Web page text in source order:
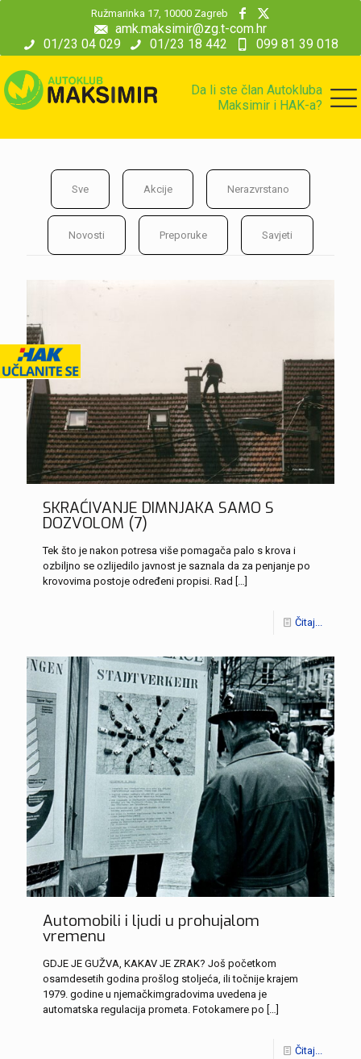
01/23 04 029 01/23 18 442 099 81 39 018
amk.maksimir@zg.t-com.hr
Ružmarinka 17, 10000 Zagreb
Da li ste član Autokluba
Maksimir i HAK-a?
Sve Akcije Nerazvrstano
Novosti Preporuke Savjeti
SKRAĆIVANJE DIMNJAKA SAMO S
DOZVOLOM (7)
Tek što je nakon potresa više pomagača palo s krova i
ozbiljno se ozlijedilo javnost je saznala da za penjanje po
krovovima postoje određeni propisi. Rad […]
Čitaj...
Automobili i ljudi u prohujalom
vremenu
GDJE JE GUŽVA, KAKAV JE ZRAK? Još početkom
osamdesetih godina prošlog stoljeća, ili točnije krajem
1979. godine u njemačkimgradovima uvedena je
automatska regulacija prometa. Fotokamere po […]
Čitaj...